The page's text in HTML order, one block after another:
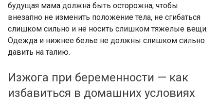
будущая мама должна быть осторожна, чтобы
внезапно не изменить положение тела, не сгибаться
слишком сильно и не носить слишком тяжелые вещи.
Одежда и нижнее белье не должны слишком сильно
давить на талию.
Изжога при беременности — как
избавиться в домашних условиях